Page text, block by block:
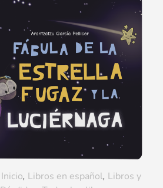
Inicio, Libros en español, Libros y